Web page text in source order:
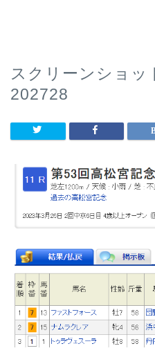
スクリーンショ
202728